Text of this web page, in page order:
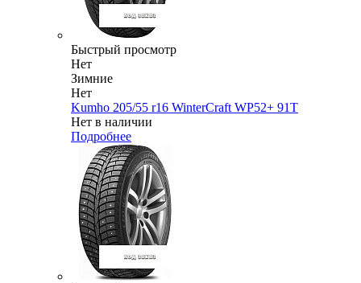
Быстрый просмотр
Нет
Зимние
Нет
Kumho 205/55 r16 WinterCraft WP52+ 91T
Нет в наличии
Подробнее